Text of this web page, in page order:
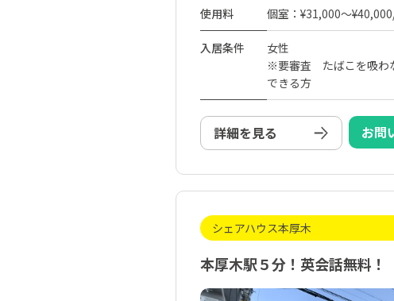
使用料 個室：¥31,000～
入居条件
女性
※要審査 たばこを吸わ
できる方
詳細を見る お問
シェアハウス本厚木
本厚木駅５分！英会話無料！